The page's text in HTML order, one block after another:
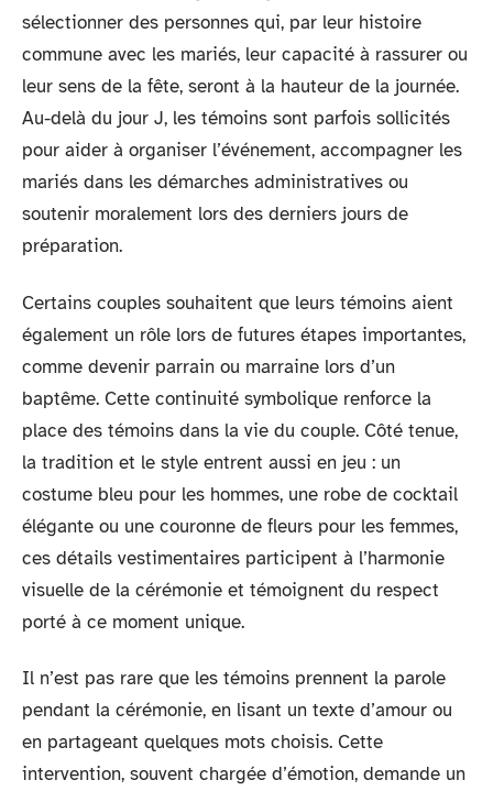
sélectionner des personnes qui, par leur histoire
commune avec les mariés, leur capacité à rassurer ou
leur sens de la fête, seront à la hauteur de la journée.
Au-delà du jour J, les témoins sont parfois sollicités
pour aider à organiser l’événement, accompagner les
mariés dans les démarches administratives ou
soutenir moralement lors des derniers jours de
préparation.
Certains couples souhaitent que leurs témoins aient
également un rôle lors de futures étapes importantes,
comme devenir parrain ou marraine lors d’un
baptême. Cette continuité symbolique renforce la
place des témoins dans la vie du couple. Côté tenue,
la tradition et le style entrent aussi en jeu : un
costume bleu pour les hommes, une robe de cocktail
élégante ou une couronne de fleurs pour les femmes,
ces détails vestimentaires participent à l’harmonie
visuelle de la cérémonie et témoignent du respect
porté à ce moment unique.
Il n’est pas rare que les témoins prennent la parole
pendant la cérémonie, en lisant un texte d’amour ou
en partageant quelques mots choisis. Cette
intervention, souvent chargée d’émotion, demande un